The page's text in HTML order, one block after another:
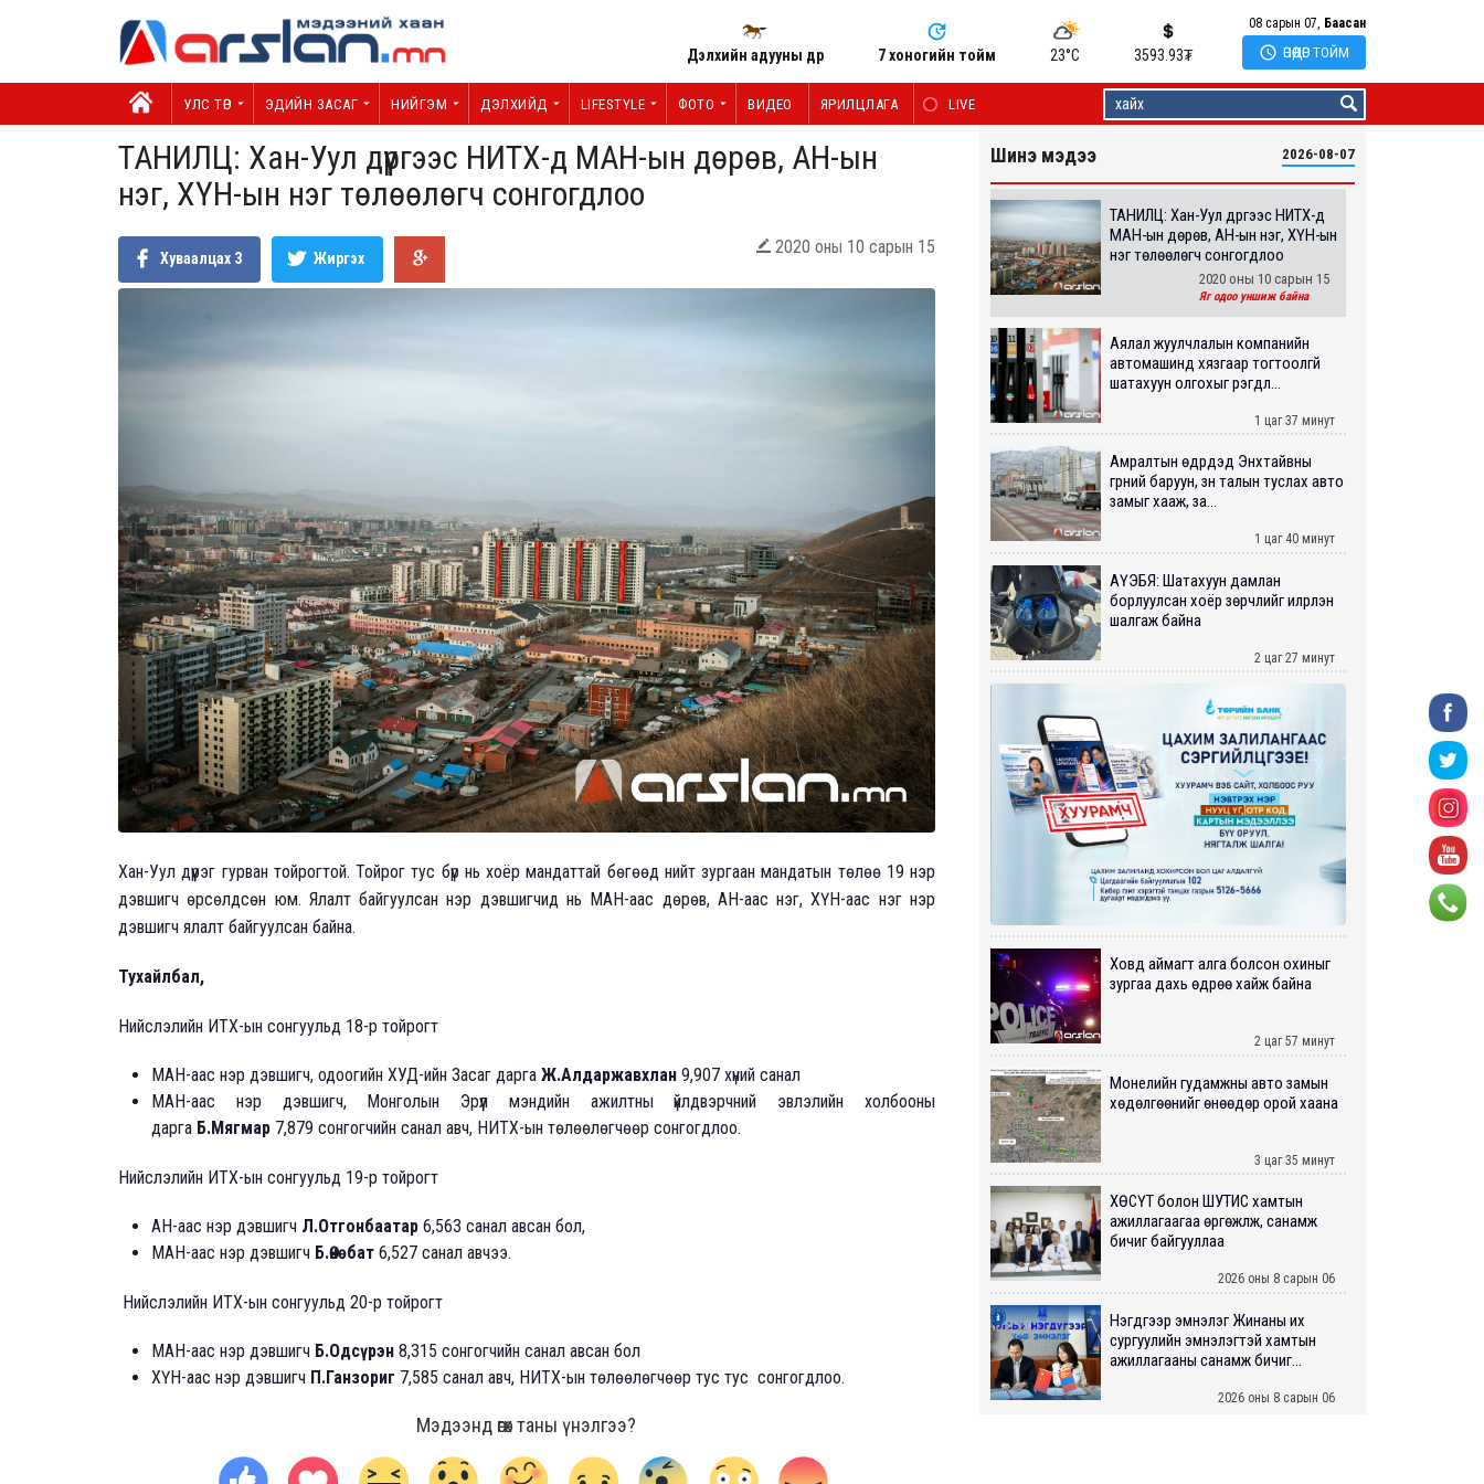
Дэлхийн адууны өдөр 7 хоногийн тойм 23°C 3593.93₮
08 сарын 07, Баасан
 ӨНӨӨДӨР ТОЙМ
УЛС ТӨР ЭДИЙН ЗАСАГ НИЙГЭМ ДЭЛХИЙД LIFESTYLE ФОТО ВИДЕО ЯРИЛЦЛАГА LIVE
ТАНИЛЦ: Хан-Уул дүүргээс НИТХ-д МАН-ын дөрөв, АН-ын
нэг, ХҮН-ын нэг төлөөлөгч сонгогдлоо
Хуваалцах 3 Жиргэх
 2020 оны 10 сарын 15
Хан-Уул дүүрэг гурван тойрогтой. Тойрог тус бүр нь хоёр мандаттай бөгөөд нийт зургаан мандатын төлөө 19 нэр
дэвшигч өрсөлдсөн юм. Ялалт байгуулсан нэр дэвшигчид нь МАН-аас дөрөв, АН-аас нэг, ХҮН-аас нэг нэр
дэвшигч ялалт байгуулсан байна.
Тухайлбал,
Нийслэлийн ИТХ-ын сонгуульд 18-р тойрогт
МАН-аас нэр дэвшигч, одоогийн ХУД-ийн Засаг дарга Ж.Алдаржавхлан 9,907 хүний санал
МАН-аас нэр дэвшигч, Монголын Эрүүл мэндийн ажилтны үйлдвэрчний эвлэлийн холбооны
дарга Б.Мягмар 7,879 сонгогчийн санал авч, НИТХ-ын төлөөлөгчөөр сонгогдлоо.
Нийслэлийн ИТХ-ын сонгуульд 19-р тойрогт
АН-аас нэр дэвшигч Л.Отгонбаатар 6,563 санал авсан бол,
МАН-аас нэр дэвшигч Б.Өнөбат 6,527 санал авчээ.
Нийслэлийн ИТХ-ын сонгуульд 20-р тойрогт
МАН-аас нэр дэвшигч Б.Одсүрэн 8,315 сонгогчийн санал авсан бол
ХҮН-аас нэр дэвшигч П.Ганзориг 7,585 санал авч, НИТХ-ын төлөөлөгчөөр тус тус сонгогдлоо.
Мэдээнд өгөх таны үнэлгээ?
Шинэ мэдээ 2026-08-07
ТАНИЛЦ: Хан-Уул дүүргээс НИТХ-д
МАН-ын дөрөв, АН-ын нэг, ХҮН-ын
нэг төлөөлөгч сонгогдлоо
2020 оны 10 сарын 15
Яг одоо уншиж байна
Аялал жуулчлалын компанийн
автомашинд хязгаар тогтоолгүй
шатахуун олгохыг үүрэгдл...
1 цаг 37 минут
Амралтын өдрүүдэд Энхтайвны
гүүрний баруун, зүүн талын туслах авто
замыг хааж, за...
1 цаг 40 минут
АҮЭБЯ: Шатахуун дамлан
борлуулсан хоёр зөрчлийг илрүүлэн
шалгаж байна
2 цаг 27 минут
Ховд аймагт алга болсон охиныг
зургаа дахь өдрөө хайж байна
2 цаг 57 минут
Монелийн гудамжны авто замын
хөдөлгөөнийг өнөөдөр орой хаана
3 цаг 35 минут
ХӨСҮТ болон ШУТИС хамтын
ажиллагаагаа өргөжүүлж, санамж
бичиг байгууллаа
2026 оны 8 сарын 06
Нэгдүгээр эмнэлэг Жинаны их
сургуулийн эмнэлэгтэй хамтын
ажиллагааны санамж бичиг...
2026 оны 8 сарын 06